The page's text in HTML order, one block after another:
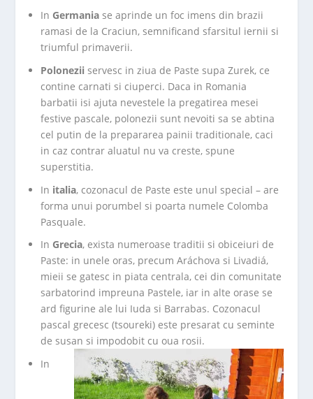
In Germania se aprinde un foc imens din brazii
ramasi de la Craciun, semnificand sfarsitul iernii si
triumful primaverii.
Polonezii servesc in ziua de Paste supa Zurek, ce
contine carnati si ciuperci. Daca in Romania
barbatii isi ajuta nevestele la pregatirea mesei
festive pascale, polonezii sunt nevoiti sa se abtina
cel putin de la prepararea painii traditionale, caci
in caz contrar aluatul nu va creste, spune
superstitia.
In italia, cozonacul de Paste este unul special – are
forma unui porumbel si poarta numele Colomba
Pasquale.
In Grecia, exista numeroase traditii si obiceiuri de
Paste: in unele oras, precum Aráchova si Livadiá,
mieii se gatesc in piata centrala, cei din comunitate
sarbatorind impreuna Pastele, iar in alte orase se
ard figurine ale lui Iuda si Barrabas. Cozonacul
pascal grecesc (tsoureki) este presarat cu seminte
de susan si impodobit cu oua rosii.
In